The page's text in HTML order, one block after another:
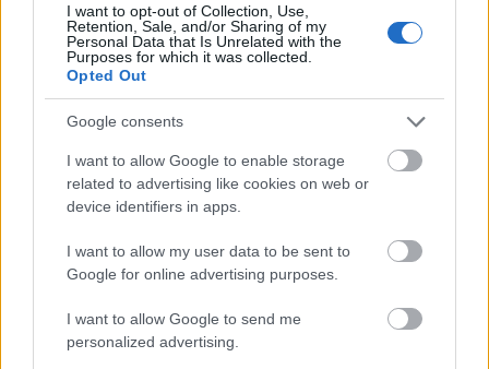
I want to opt-out of Collection, Use,
Retention, Sale, and/or Sharing of my
Personal Data that Is Unrelated with the
Purposes for which it was collected.
Opted Out
Google consents
I want to allow Google to enable storage
related to advertising like cookies on web or
device identifiers in apps.
I want to allow my user data to be sent to
Google for online advertising purposes.
I want to allow Google to send me
personalized advertising.